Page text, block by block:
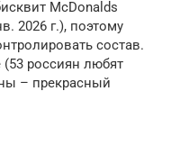
McDonalds
2026 г.), поэтому
состав.
россиян любят
– прекрасный